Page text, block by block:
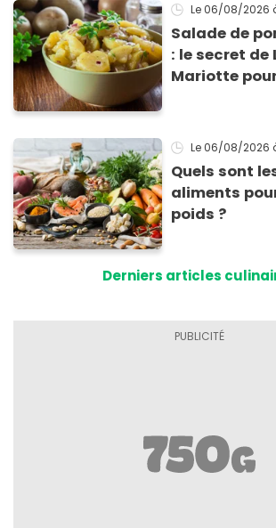
Le 06/08/2026
Salade de
: le secret de
Mariotte
Le 06/08/2026
Quels sont
aliments
poids ?
Derniers articles